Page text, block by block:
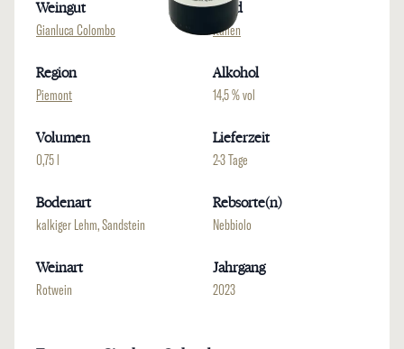
Weingut
Gianluca Colombo
Land
Italien
Region
Piemont
Alkohol
14,5 % vol
Volumen
0,75 l
Lieferzeit
2-3 Tage
Bodenart
kalkiger Lehm, Sandstein
Rebsorte(n)
Nebbiolo
Weinart
Rotwein
Jahrgang
2023